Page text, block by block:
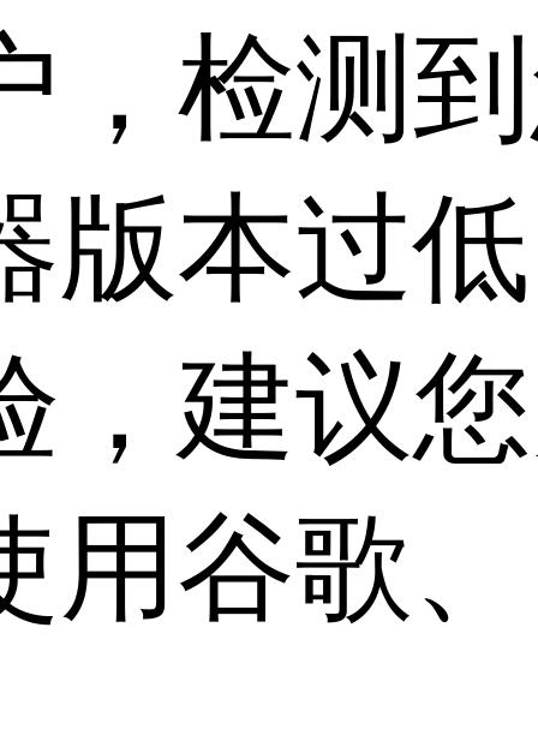
，检测
版本过
，建议
用谷歌